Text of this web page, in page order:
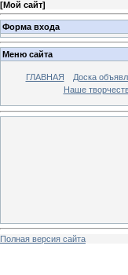
[Мой сайт]
Форма входа
Меню сайта
ГЛАВНАЯ Доска
Наше
Полная версия сайта